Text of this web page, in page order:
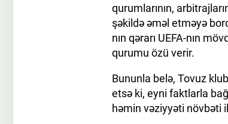
qurumlarının,
şəkildə əməl etməyə
nın qərarı UEFA-nın
qurumu özü verir.
Bununla belə, Tovuz
etsə ki, eyni faktlarla
həmin vəziyyəti növbəti